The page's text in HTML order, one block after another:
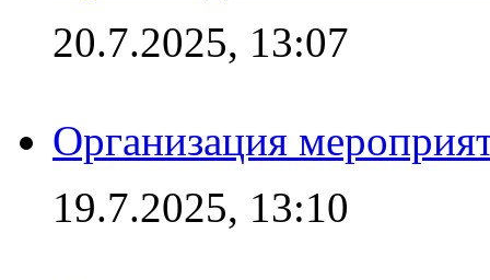
20.7.2025, 13:07
Организация
19.7.2025, 13:10